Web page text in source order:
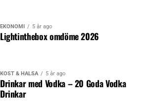
EKONOMI 5 år ago
Lightinthebox omdöme 2026
KOST & HÄLSA 5 år ago
Drinkar med Vodka – 20 Goda Vodka
Drinkar